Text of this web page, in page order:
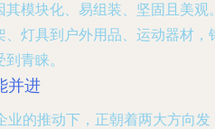
模块化、易组装、坚固且美观
、灯具到户外用品、运动器材，
青睐。
并进
业的推动下，正朝着两大方向发